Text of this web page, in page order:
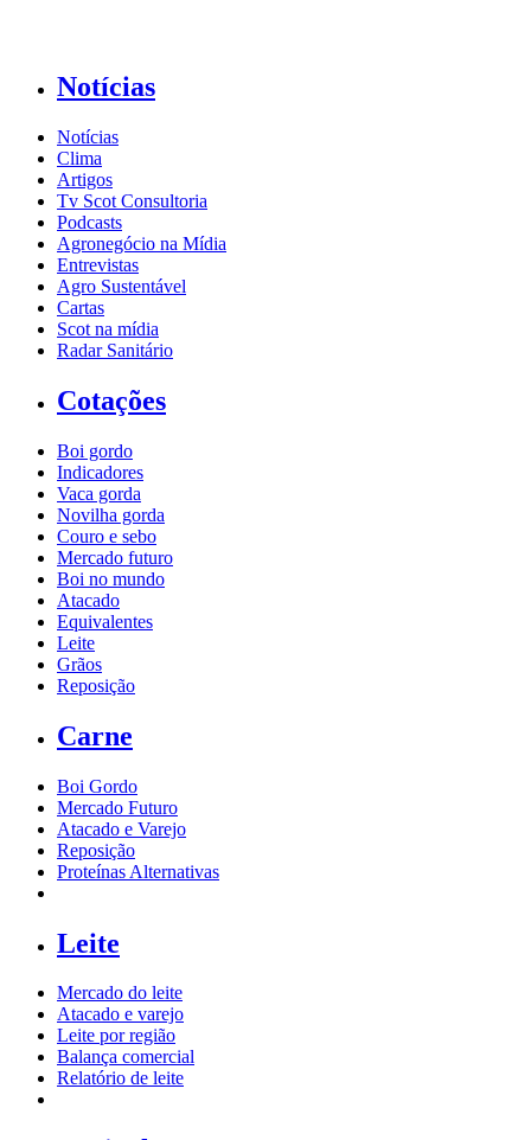
Notícias
Notícias
Clima
Artigos
Tv Scot Consultoria
Podcasts
Agronegócio na Mídia
Entrevistas
Agro Sustentável
Cartas
Scot na mídia
Radar Sanitário
Cotações
Boi gordo
Indicadores
Vaca gorda
Novilha gorda
Couro e sebo
Mercado futuro
Boi no mundo
Atacado
Equivalentes
Leite
Grãos
Reposição
Carne
Boi Gordo
Mercado Futuro
Atacado e Varejo
Reposição
Proteínas Alternativas
Leite
Mercado do leite
Atacado e varejo
Leite por região
Balança comercial
Relatório de leite